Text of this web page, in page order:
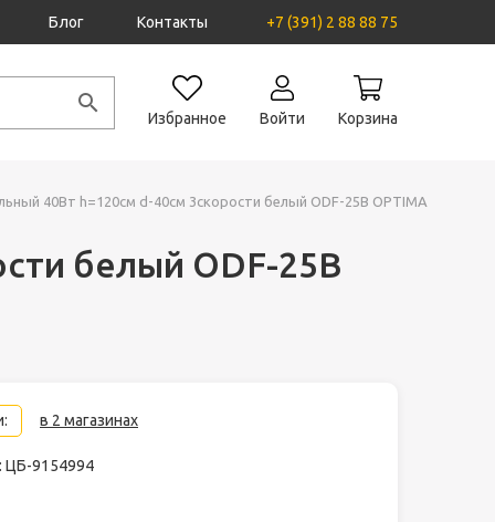
Блог Контакты +7 (391) 2 88 88 75
Избранное Войти Корзина
40Вт h=120см d-40см 3скорости белый ODF-25B OPTIMA
белый ODF-25B
в 2 магазинах
ЦБ-9154994